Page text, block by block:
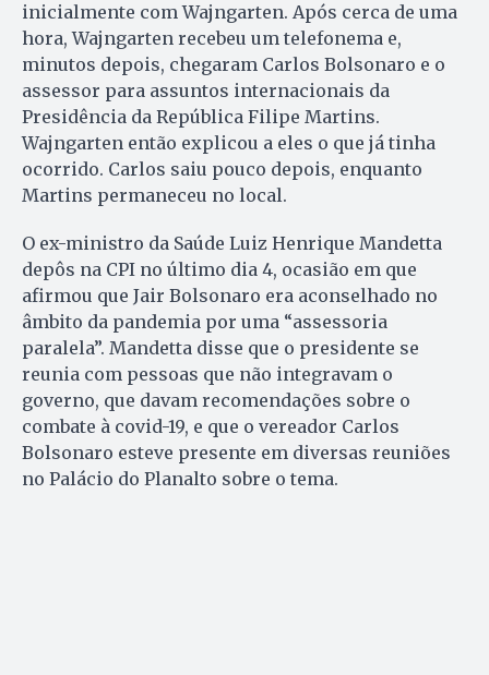
inicialmente com Wajngarten. Após cerca de uma
hora, Wajngarten recebeu um telefonema e,
minutos depois, chegaram Carlos Bolsonaro e o
assessor para assuntos internacionais da
Presidência da República Filipe Martins.
Wajngarten então explicou a eles o que já tinha
ocorrido. Carlos saiu pouco depois, enquanto
Martins permaneceu no local.
O ex-ministro da Saúde Luiz Henrique Mandetta
depôs na CPI no último dia 4, ocasião em que
afirmou que Jair Bolsonaro era aconselhado no
âmbito da pandemia por uma “assessoria
paralela”. Mandetta disse que o presidente se
reunia com pessoas que não integravam o
governo, que davam recomendações sobre o
combate à covid-19, e que o vereador Carlos
Bolsonaro esteve presente em diversas reuniões
no Palácio do Planalto sobre o tema.